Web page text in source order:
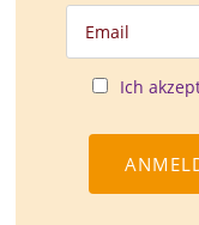
Ich